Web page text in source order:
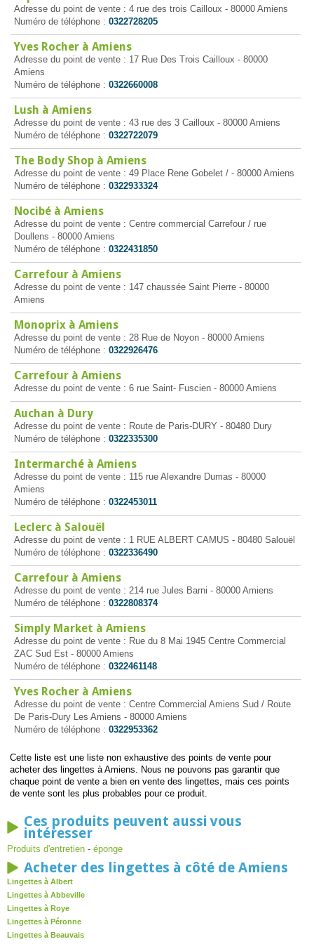
Adresse du point de vente : 4 rue des trois Cailloux - 80000 Amiens
Numéro de téléphone : 0322728205
Yves Rocher à Amiens
Adresse du point de vente : 17 Rue Des Trois Cailloux - 80000
Amiens
Numéro de téléphone : 0322660008
Lush à Amiens
Adresse du point de vente : 43 rue des 3 Cailloux - 80000 Amiens
Numéro de téléphone : 0322722079
The Body Shop à Amiens
Adresse du point de vente : 49 Place Rene Gobelet / - 80000 Amiens
Numéro de téléphone : 0322933324
Nocibé à Amiens
Adresse du point de vente : Centre commercial Carrefour / rue
Doullens - 80000 Amiens
Numéro de téléphone : 0322431850
Carrefour à Amiens
Adresse du point de vente : 147 chaussée Saint Pierre - 80000
Amiens
Monoprix à Amiens
Adresse du point de vente : 28 Rue de Noyon - 80000 Amiens
Numéro de téléphone : 0322926476
Carrefour à Amiens
Adresse du point de vente : 6 rue Saint- Fuscien - 80000 Amiens
Auchan à Dury
Adresse du point de vente : Route de Paris-DURY - 80480 Dury
Numéro de téléphone : 0322335300
Intermarché à Amiens
Adresse du point de vente : 115 rue Alexandre Dumas - 80000
Amiens
Numéro de téléphone : 0322453011
Leclerc à Salouël
Adresse du point de vente : 1 RUE ALBERT CAMUS - 80480 Salouël
Numéro de téléphone : 0322336490
Carrefour à Amiens
Adresse du point de vente : 214 rue Jules Barni - 80000 Amiens
Numéro de téléphone : 0322808374
Simply Market à Amiens
Adresse du point de vente : Rue du 8 Mai 1945 Centre Commercial
ZAC Sud Est - 80000 Amiens
Numéro de téléphone : 0322461148
Yves Rocher à Amiens
Adresse du point de vente : Centre Commercial Amiens Sud / Route
De Paris-Dury Les Amiens - 80000 Amiens
Numéro de téléphone : 0322953362
Cette liste est une liste non exhaustive des points de vente pour
acheter des lingettes à Amiens. Nous ne pouvons pas garantir que
chaque point de vente a bien en vente des lingettes, mais ces points
de vente sont les plus probables pour ce produit.
Ces produits peuvent aussi vous
intéresser
Produits d'entretien - éponge
Acheter des lingettes à côté de Amiens
Lingettes à Albert
Lingettes à Abbeville
Lingettes à Roye
Lingettes à Péronne
Lingettes à Beauvais